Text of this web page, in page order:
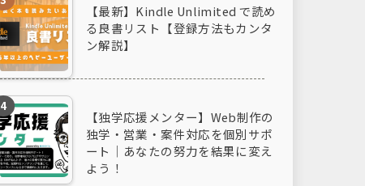
【最新】Kindle Unlimited で読め
る良書リスト【登録方法もカンタ
ン解説】
【独学応援メンター】Web制作の
独学・営業・案件対応を個別サポ
ート｜あなたの努力を結果に変え
よう！